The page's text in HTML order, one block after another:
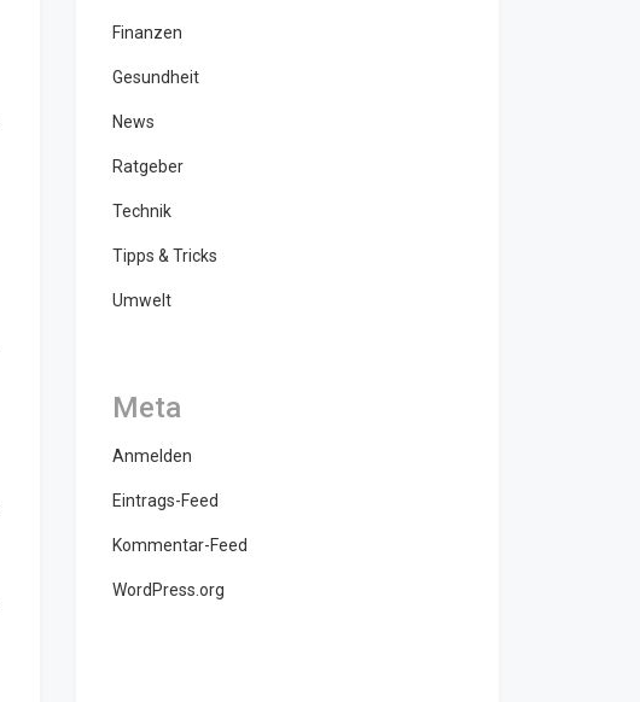
Finanzen
Gesundheit
News
Ratgeber
Technik
Tipps & Tricks
Umwelt
Meta
Anmelden
Eintrags-Feed
Kommentar-Feed
WordPress.org